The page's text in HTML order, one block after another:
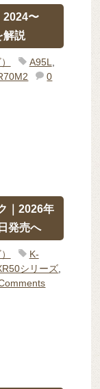
2024〜
解説
A95L
0
｜2026年
発売へ
K-
シリーズ